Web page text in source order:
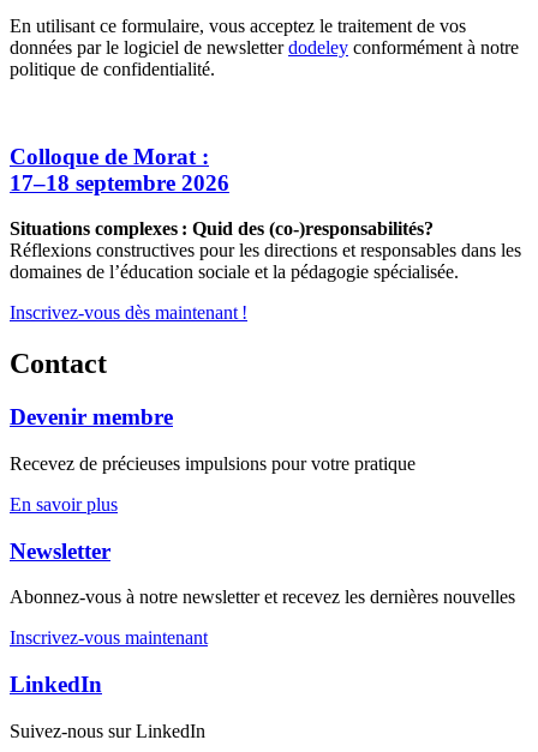
En utilisant ce formulaire, vous acceptez le traitement de vos
données par le logiciel de newsletterdodeley conformément à notre
politique de confidentialité.
Colloque de Morat :
17–18 septembre 2026
Situations complexes : Quid des (co-)responsabilités?
Réflexions constructives pour les directions et responsables dans les
domaines de l’éducation sociale et la pédagogie spécialisée.
Inscrivez-vous dès maintenant !
Contact
Devenir membre
Recevez de précieuses impulsions pour votre pratique
En savoir plus
Newsletter
Abonnez-vous à notre newsletter et recevez les dernières nouvelles
Inscrivez-vous maintenant
LinkedIn
Suivez-nous sur LinkedIn